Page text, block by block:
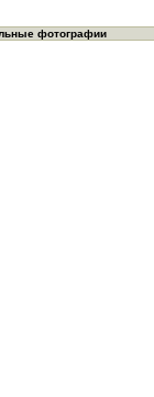
фотографии